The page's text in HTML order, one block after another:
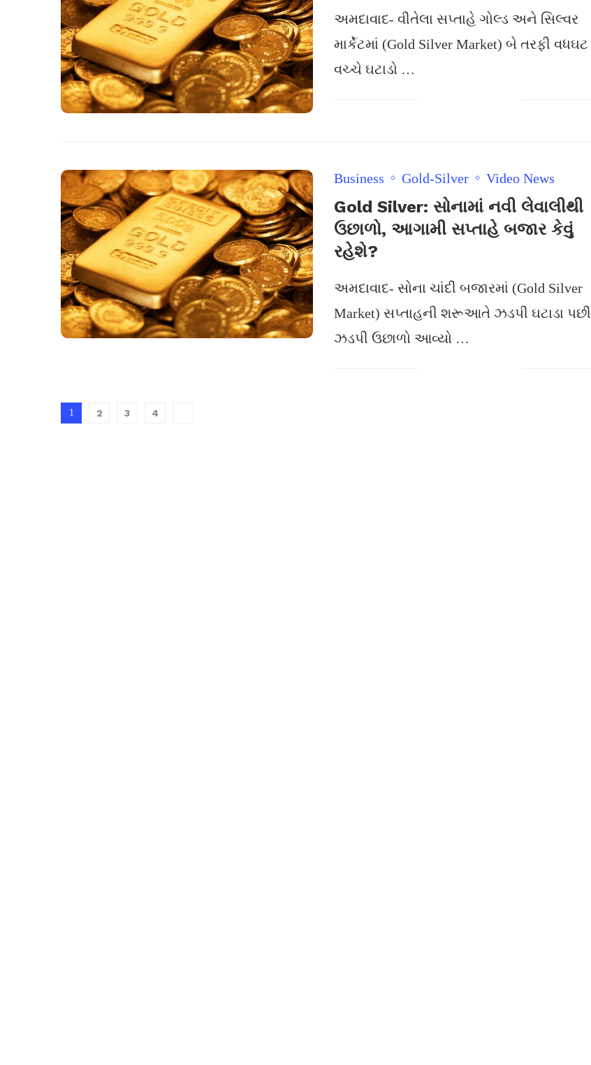
અમદાવાદ- વીતેલા સપ્તાહે ગોલ્ડ અને સિલ્વર
માર્કેટમાં (Gold Silver Market) બે તરફી વધઘટ
વચ્ચે ઘટાડો …
Business Gold-Silver Video News
Gold Silver: સોનામાં નવી લેવાલીથી
ઉછાળો, આગામી સપ્તાહે બજાર કેવું
રહેશે?
અમદાવાદ- સોના ચાંદી બજારમાં (Gold Silver
Market) સપ્તાહની શરૂઆતે ઝડપી ઘટાડા પછી
ઝડપી ઉછાળો આવ્યો …
1 2 3 4